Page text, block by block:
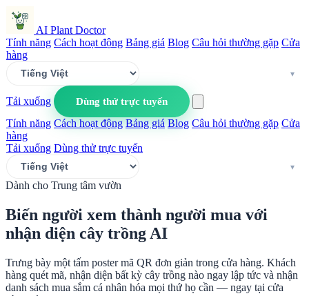
AI Plant Doctor
Tính năng Cách hoạt động Bảng giá Blog Câu hỏi thường gặp Cửa
hàng
Tải xuống
Dùng thử trực tuyến
Tính năng Cách hoạt động Bảng giá Blog Câu hỏi thường gặp Cửa
hàng
Tải xuống Dùng thử trực tuyến
Dành cho Trung tâm vườn
Biến người xem thành người mua với
nhận diện cây trồng AI
Trưng bày một tấm poster mã QR đơn giản trong cửa hàng. Khách
hàng quét mã, nhận diện bất kỳ cây trồng nào ngay lập tức và nhận
danh sách mua sắm cá nhân hóa mọi thứ họ cần — ngay tại cửa